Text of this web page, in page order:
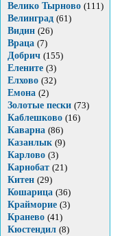
Велико Тырново (111)
Велинград (61)
Видин (26)
Враца (7)
Добрич (155)
Елените (3)
Елхово (32)
Емона (2)
Золотые пески (73)
Каблешково (16)
Каварна (86)
Казанлык (9)
Карлово (3)
Карнобат (21)
Китен (29)
Кошарица (36)
Крайморие (3)
Кранево (41)
Кюстендил (8)